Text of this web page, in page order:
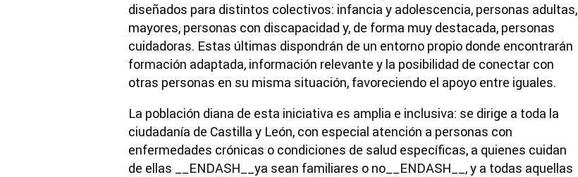
diseñados para distintos colectivos: infancia y adolescencia, personas adultas,
mayores, personas con discapacidad y, de forma muy destacada, personas
cuidadoras. Estas últimas dispondrán de un entorno propio donde encontrarán
formación adaptada, información relevante y la posibilidad de conectar con
otras personas en su misma situación, favoreciendo el apoyo entre iguales.
La población diana de esta iniciativa es amplia e inclusiva: se dirige a toda la
ciudadanía de Castilla y León, con especial atención a personas con
enfermedades crónicas o condiciones de salud específicas, a quienes cuidan
de ellas __ENDASH__ya sean familiares o no__ENDASH__, y a todas aquellas